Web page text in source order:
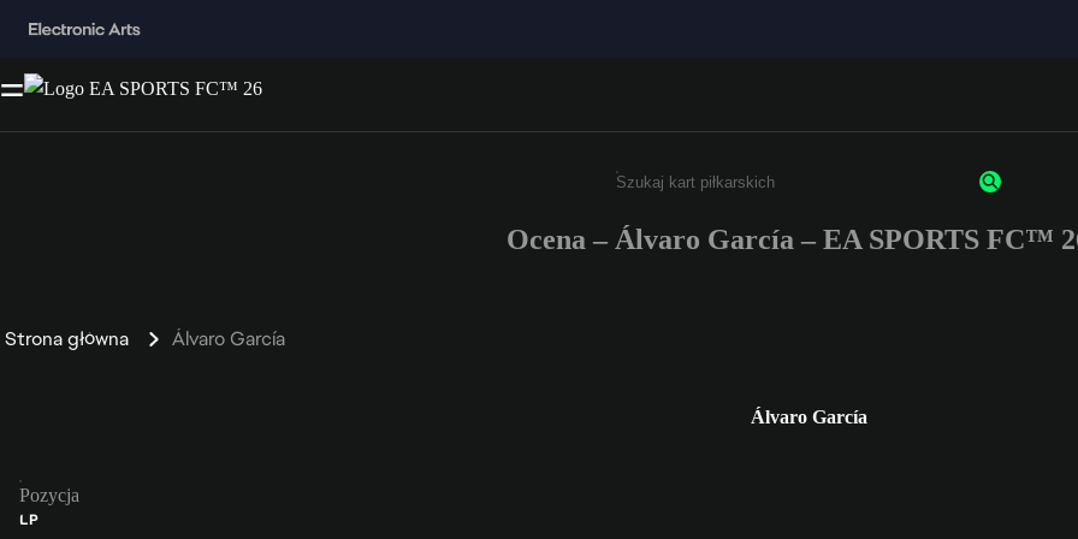
Wpisz co najmniej 3 znaki lub cyfry.
Ocena – Álvaro García – EA SPORTS FC™
Strona główna Álvaro García
Álvaro García
Pozycja
LP